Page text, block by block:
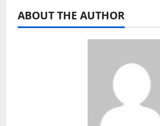
ABOUT THE AUTHOR